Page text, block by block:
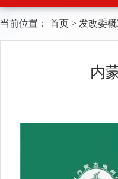
当前位置： 首页 > 发改委
内